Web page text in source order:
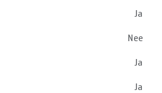
Ja
Nee
Ja
Ja